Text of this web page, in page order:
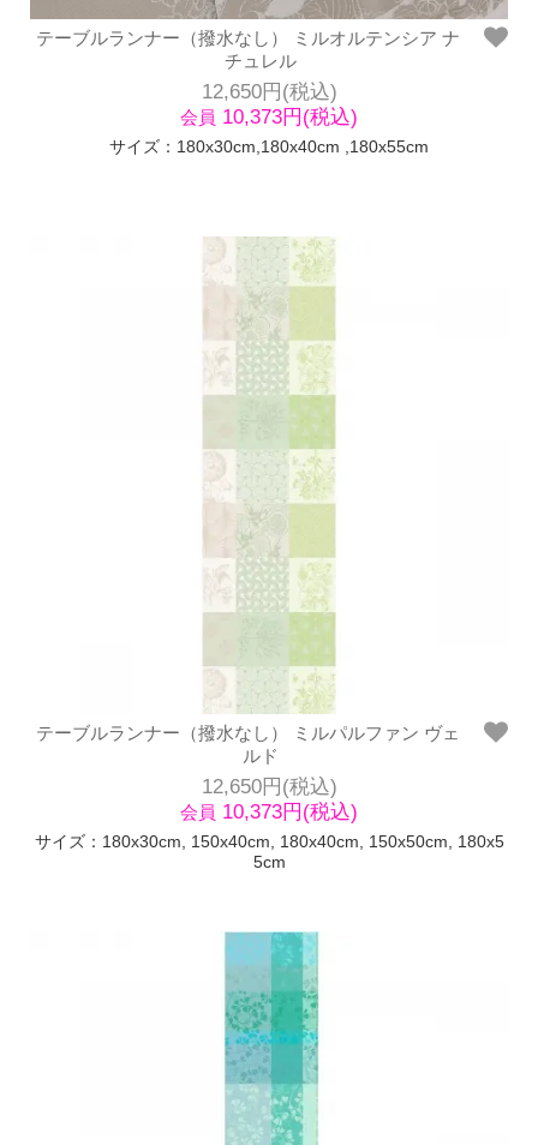
テーブルランナー（撥水なし） ミルオルテンシア ナ
チュレル
12,650円(税込)
会員 10,373円(税込)
サイズ：180x30cm,180x40cm ,180x55cm
テーブルランナー（撥水なし） ミルパルファン ヴェ
ルド
12,650円(税込)
会員 10,373円(税込)
サイズ：180x30cm, 150x40cm, 180x40cm, 150x50cm, 180x5
5cm